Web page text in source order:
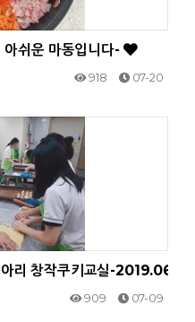
쉬운 마동입니다-
918 07-20
아리 창작쿠키교실-
909 07-09